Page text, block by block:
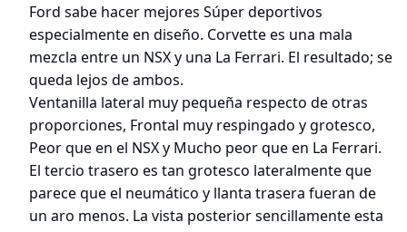
Ford sabe hacer mejores Súper deportivos
especialmente en diseño. Corvette es una mala
mezcla entre un NSX y una La Ferrari. El resultado; se
queda lejos de ambos.
Ventanilla lateral muy pequeña respecto de otras
proporciones, Frontal muy respingado y grotesco,
Peor que en el NSX y Mucho peor que en La Ferrari.
El tercio trasero es tan grotesco lateralmente que
parece que el neumático y llanta trasera fueran de
un aro menos. La vista posterior sencillamente esta